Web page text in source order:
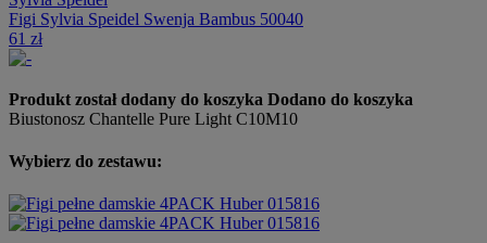
Figi Sylvia Speidel Swenja Bambus 50040
61 zł
Produkt został dodany do koszyka Dodano do koszyka
Biustonosz Chantelle Pure Light C10M10
Wybierz do zestawu: